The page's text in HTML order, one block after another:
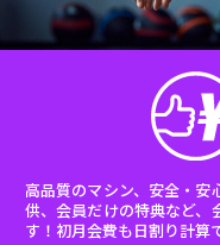
高品質のマシン、安全・安
供、会員だけの特典など、
す！初月会費も日割り計算